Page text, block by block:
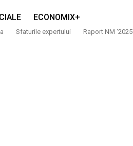
ECONOMIX+
Sfaturile expertului Raport NM ‘2025